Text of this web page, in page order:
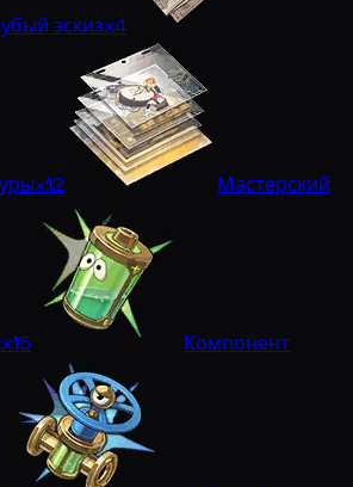
эскизx4
x12 Мастерский
x15 Компонент